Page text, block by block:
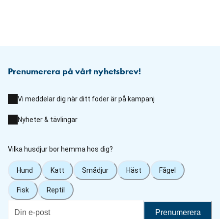
Prenumerera på vårt nyhetsbrev!
Vi meddelar dig när ditt foder är på kampanj
Nyheter & tävlingar
Vilka husdjur bor hemma hos dig?
Hund Katt Smådjur Häst Fågel
Fisk Reptil
Prenumerera